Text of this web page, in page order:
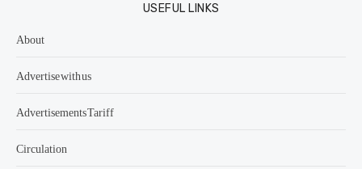
USEFUL LINKS
About
Advertise with us
Advertisements Tariff
Circulation